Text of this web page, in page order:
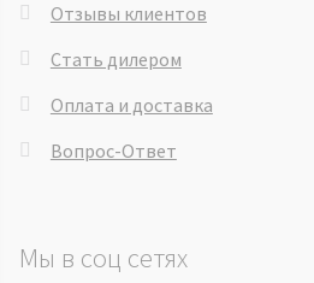
Отзывы клиентов
Стать дилером
Оплата и доставка
Вопрос-Ответ
Мы в соц сетях